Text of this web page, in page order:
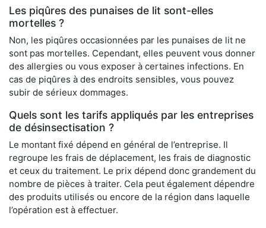
Les piqûres des punaises de lit sont-elles
mortelles ?
Non, les piqûres occasionnées par les punaises de lit ne
sont pas mortelles. Cependant, elles peuvent vous donner
des allergies ou vous exposer à certaines infections. En
cas de piqûres à des endroits sensibles, vous pouvez
subir de sérieux dommages.
Quels sont les tarifs appliqués par les entreprises
de désinsectisation ?
Le montant fixé dépend en général de l’entreprise. Il
regroupe les frais de déplacement, les frais de diagnostic
et ceux du traitement. Le prix dépend donc grandement du
nombre de pièces à traiter. Cela peut également dépendre
des produits utilisés ou encore de la région dans laquelle
l’opération est à effectuer.